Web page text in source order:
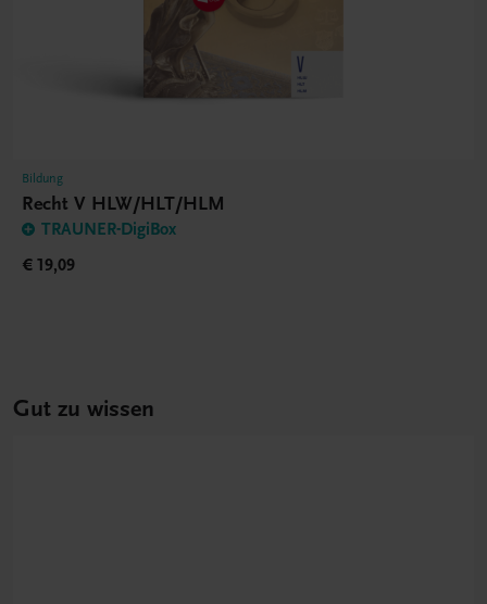
Bildung
Recht V HLW/HLT/HLM
TRAUNER-DigiBox
€ 19,09
Gut zu wissen